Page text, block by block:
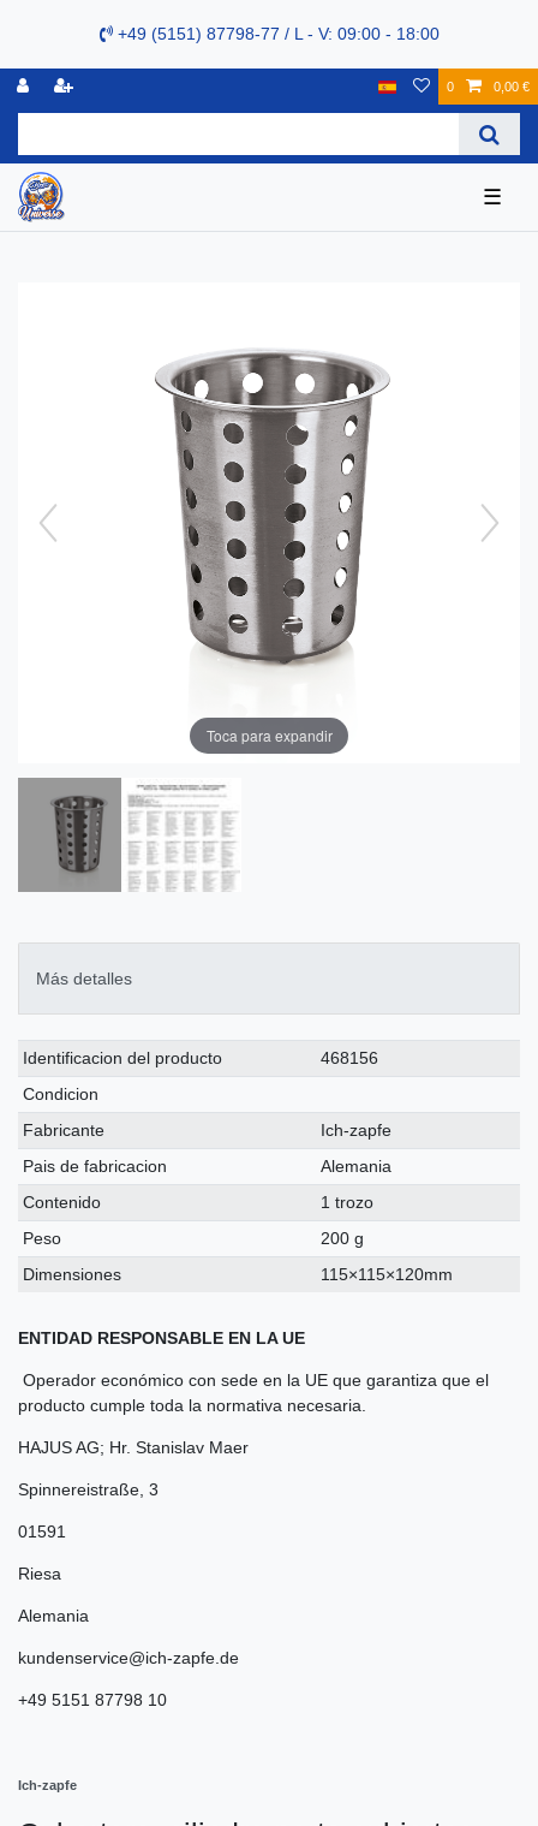
+49 (5151) 87798-77 / L - V: 09:00 - 18:00
0 0,00 €
☰
Toca para expandir
Más detalles
Ceres::Template.singleItemTechnicalDataAttribute
Ceres::Template.singleItemTechnicalDataValue
Identificacion del producto
468156
Condicion
Fabricante
Ich-zapfe
Pais de fabricacion
Alemania
Contenido
1 trozo
Peso
200 g
Dimensiones
115×115×120mm
ENTIDAD RESPONSABLE EN LA UE
Operador económico con sede en la UE que garantiza que el
producto cumple toda la normativa necesaria.
HAJUS AG; Hr. Stanislav Maer
Spinnereistraße 3
01591
Riesa
Alemania
kundenservice@ich-zapfe.de
+49 5151 87798 10
Ich-zapfe